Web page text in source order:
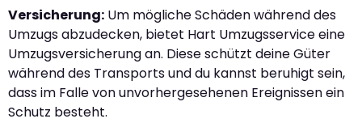
Versicherung: Um mögliche Schäden während des
Umzugs abzudecken, bietet Hart Umzugsservice eine
Umzugsversicherung an. Diese schützt deine Güter
während des Transports und du kannst beruhigt sein,
dass im Falle von unvorhergesehenen Ereignissen ein
Schutz besteht.